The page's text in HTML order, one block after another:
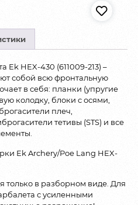
Ek HEX-430 (611009-213) –
собой всю фронтальную
в себя: планки (упругие
колодку, блоки с осями,
плеч,
тетивы (STS) и все
Ek Archery/Poe Lang HEX-
только в разборном виде. Для
с усиленными